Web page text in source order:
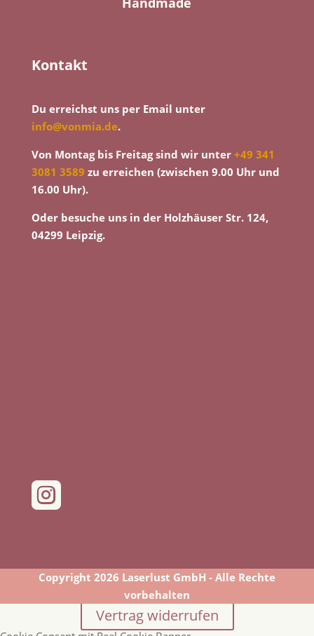
Kontakt
Du erreichst uns per Email unter
info@vonmia.de.
Von Montag bis Freitag sind wir unter +49 341
3081 3589 zu erreichen (zwischen 9.00 Uhr und
16.00 Uhr).
Oder besuche uns in der Holzhäuser Str. 124,
04299 Leipzig.

Copyright 2026 Laserlust GmbH - Alle Rechte
vorbehalten
Vertrag widerrufen